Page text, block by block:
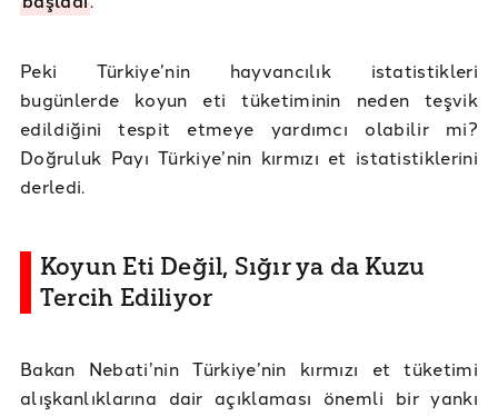
Peki Türkiye’nin hayvancılık istatistikleri
bugünlerde koyun eti tüketiminin neden teşvik
edildiğini tespit etmeye yardımcı olabilir mi?
Doğruluk Payı Türkiye’nin kırmızı et istatistiklerini
derledi.
Koyun Eti Değil, Sığır ya da Kuzu
Tercih Ediliyor
Bakan Nebati’nin Türkiye’nin kırmızı et tüketimi
alışkanlıklarına dair açıklaması önemli bir yankı